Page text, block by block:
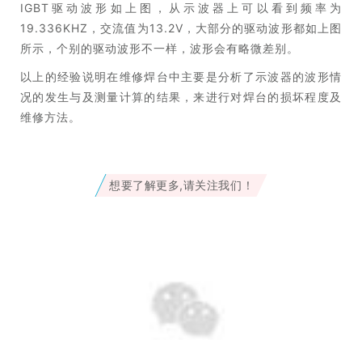
IGBT驱动波形如上图，从示波器上可以看到频率为
19.336KHZ，交流值为13.2V，大部分的驱动波形都如上图
所示，个别的驱动波形不一样，波形会有略微差别。
以上的经验说明在维修焊台中主要是分析了示波器的波形情
况的发生与及测量计算的结果，来进行对焊台的损坏程度及
维修方法。
想要了解更多,请关注我们！